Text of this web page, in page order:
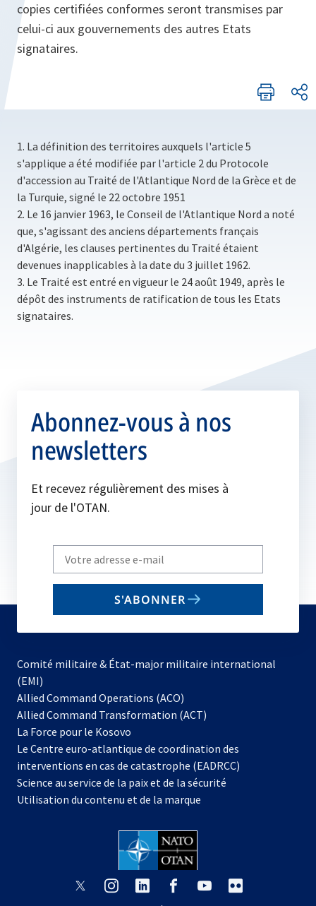
copies certifiées conformes seront transmises par
celui-ci aux gouvernements des autres Etats
signataires.
1. La définition des territoires auxquels l'article 5
s'applique a été modifiée par l'article 2 du Protocole
d'accession au Traité de l'Atlantique Nord de la Grèce et de
la Turquie, signé le 22 octobre 1951
2. Le 16 janvier 1963, le Conseil de l'Atlantique Nord a noté
que, s'agissant des anciens départements français
d'Algérie, les clauses pertinentes du Traité étaient
devenues inapplicables à la date du 3 juillet 1962.
3. Le Traité est entré en vigueur le 24 août 1949, après le
dépôt des instruments de ratification de tous les Etats
signataires.
Abonnez-vous à nos
newsletters
Et recevez régulièrement des mises à
jour de l'OTAN.
Write
your
email
S'ABONNER
Comité militaire & État-major militaire international
(EMI)
Allied Command Operations (ACO)
dans
nouvel
onglet
Allied Command Transformation (ACT)
La Force pour le Kosovo
dans
un
nouvel
onglet
Le Centre euro-atlantique de coordination des
interventions en cas de catastrophe (EADRCC)
Science au service de la paix et de la sécurité
Utilisation du contenu et de la marque
s’ouvres’ouvres’ouvres’ouvres’ouvre